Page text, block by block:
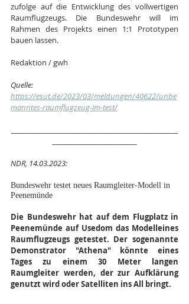
zufolge auf die Entwicklung des vollwertigen
Raumflugzeugs. Die Bundeswehr will im
Rahmen des Projekts einen 1:1 Prototypen
bauen lassen.
Redaktion / gwh
Quelle:
https://esut.de/2023/03/meldungen/40622/unbe
manntes-raumflugzeug-im-test/
NDR, 14.03.2023:
Bundeswehr testet neues Raumgleiter-Modell in
Peenemünde
Die Bundeswehr hat auf dem Flugplatz in
Peenemünde auf Usedom das Modelleines
Raumflugzeugs getestet. Der sogenannte
Demonstrator "Athena" könnte eines
Tages zu einem 30 Meter langen
Raumgleiter werden, der zur Aufklärung
genutzt wird oder Satelliten ins All bringt.